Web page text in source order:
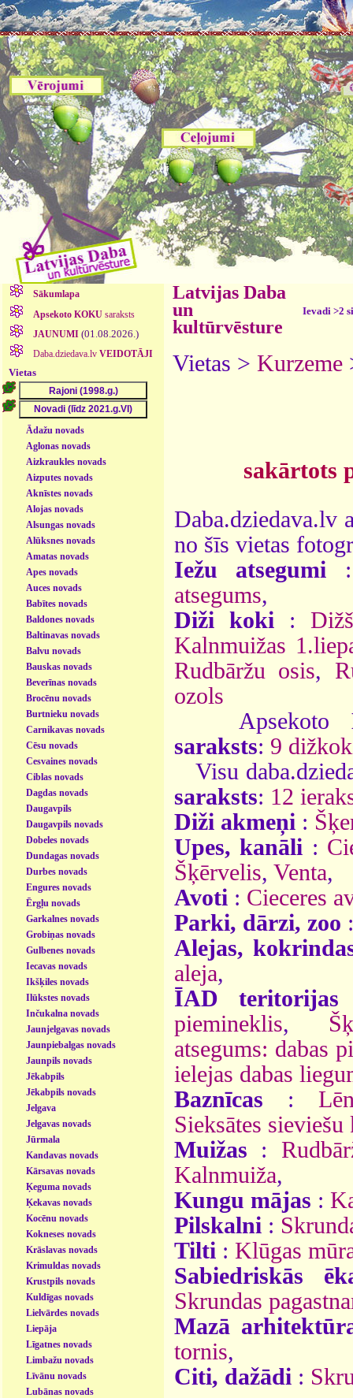
Sākumlapa
Apsekoto KOKUsaraksts
JAUNUMI (01.08.2026.)
Daba.dziedava.lv VEIDOTĀJI
Vietas
Ādažu novads
Aglonas novads
Aizkraukles novads
Aizputes novads
Aknīstes novads
Alojas novads
Alsungas novads
Alūksnes novads
Amatas novads
Apes novads
Auces novads
Babītes novads
Baldones novads
Baltinavas novads
Balvu novads
Bauskas novads
Beverīnas novads
Brocēnu novads
Burtnieku novads
Carnikavas novads
Cēsu novads
Cesvaines novads
Ciblas novads
Dagdas novads
Daugavpils
Daugavpils novads
Dobeles novads
Dundagas novads
Durbes novads
Engures novads
Ērgļu novads
Garkalnes novads
Grobiņas novads
Gulbenes novads
Iecavas novads
Ikšķiles novads
Ilūkstes novads
Inčukalna novads
Jaunjelgavas novads
Jaunpiebalgas novads
Jaunpils novads
Jēkabpils
Jēkabpils novads
Jelgava
Jelgavas novads
Jūrmala
Kandavas novads
Kārsavas novads
Ķeguma novads
Ķekavas novads
Kocēnu novads
Kokneses novads
Krāslavas novads
Krimuldas novads
Krustpils novads
Kuldīgas novads
Lielvārdes novads
Liepāja
Līgatnes novads
Limbažu novads
Līvānu novads
Lubānas novads
Latvijas Daba
un
kultūrvēsture
Ievadi >2
Vietas > Kurzeme
sakārtots
Daba.dziedava.lv
no šīs vietas
Iežu atsegumi
atsegums,
Diži koki :
Kalnmuižas
Rudbāržu osis,
ozols
Apsekoto
saraksts: 9
Visu
saraksts: 12
Diži akmeņi :
Upes, kanāli :
Šķērvelis, Venta,
Avoti : Cieceres
Parki, dārzi, zoo
Alejas,
aleja,
ĪAD teritorijas
piemineklis,
atsegums: dabas
ielejas dabas
Baznīcas :
Sieksātes
Muižas :
Kalnmuiža,
Kungu mājas :
Pilskalni :
Tilti : Klūgas
Sabiedriskās
Skrundas
Mazā
tornis,
Citi, dažādi :